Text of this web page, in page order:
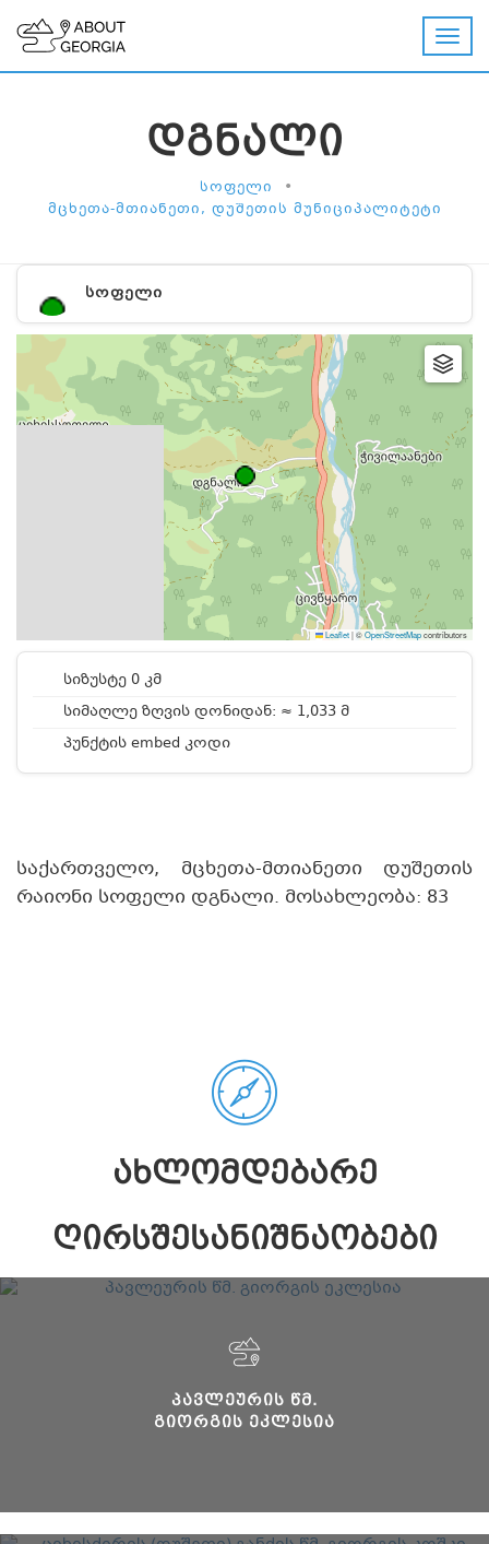
ᲓᲒᲜᲐᲚᲘ
ᲡᲝᲤᲔᲚᲘ •
ᲛᲪᲮᲔᲗᲐ-ᲛᲗᲘᲐᲜᲔᲗᲘ, ᲓᲣᲨᲔᲗᲘᲡ ᲛᲣᲜᲘᲪᲘᲞᲐᲚᲘᲢᲔᲢᲘ
ᲡᲝᲤᲔᲚᲘ
Leaflet|©OpenStreetMapcontributors
სიზუსტე 0 კმ
სიმაღლე ზღვის დონიდან: ≈ 1,033 მ
პუნქტის embed კოდი
საქართველო, მცხეთა-მთიანეთი დუშეთის
რაიონი სოფელი დგნალი. მოსახლეობა: 83
ᲐᲮᲚᲝᲛᲓᲔᲑᲐᲠᲔ
ᲦᲘᲠᲡᲨᲔᲡᲐᲜᲘᲨᲜᲐᲝᲑᲔᲑᲘ
ᲞᲐᲕᲚᲔᲣᲠᲘᲡ ᲬᲛ.
ᲒᲘᲝᲠᲒᲘᲡ ᲔᲙᲚᲔᲡᲘᲐ